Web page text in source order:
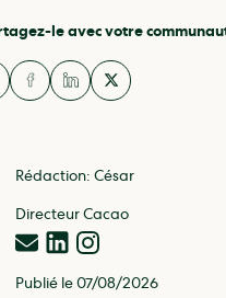
le avec votre
Rédaction: César
Directeur Cacao
Publié le 07/08/2026